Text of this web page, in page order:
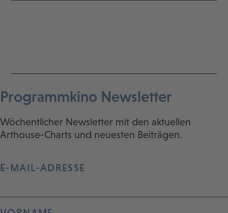
Programmkino Newsletter
Wöchentlicher Newsletter mit den aktuellen
Arthouse-Charts und neuesten Beiträgen.
E-MAIL-ADRESSE